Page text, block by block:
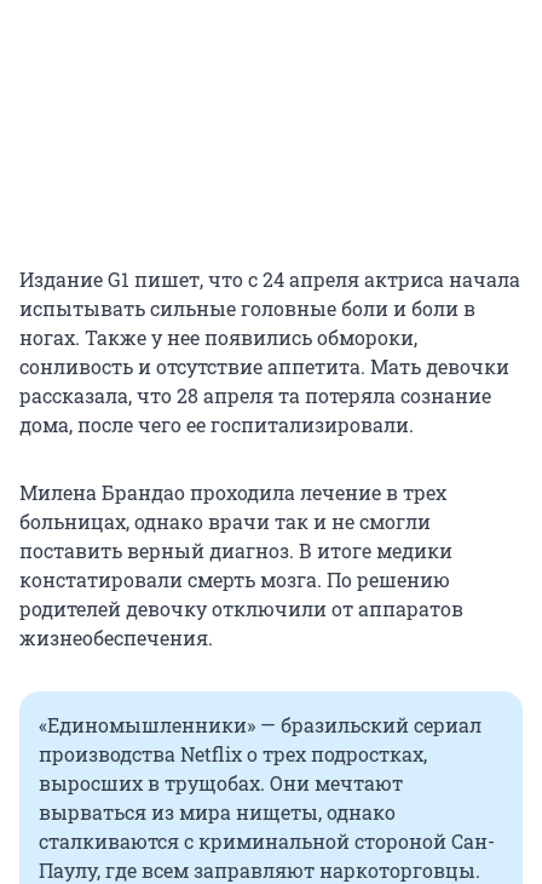
Издание G1 пишет, что с 24 апреля актриса начала
испытывать сильные головные боли и боли в
ногах. Также у нее появились обмороки,
сонливость и отсутствие аппетита. Мать девочки
рассказала, что 28 апреля та потеряла сознание
дома, после чего ее госпитализировали.
Милена Брандао проходила лечение в трех
больницах, однако врачи так и не смогли
поставить верный диагноз. В итоге медики
констатировали смерть мозга. По решению
родителей девочку отключили от аппаратов
жизнеобеспечения.
«Единомышленники» — бразильский сериал
производства Netflix о трех подростках,
выросших в трущобах. Они мечтают
вырваться из мира нищеты, однако
сталкиваются с криминальной стороной Сан-
Паулу, где всем заправляют наркоторговцы.